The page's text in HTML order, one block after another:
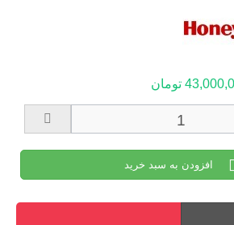
تومان
افزودن به سبد خرید